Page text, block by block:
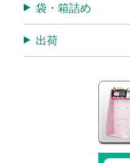
袋・箱詰め
出荷